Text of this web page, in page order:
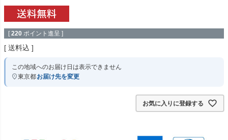
[ 220 ポイント進呈 ]
送料込
この地域へのお届け日は表示できません
東京都お届け先を変更
お気に入りに登録する